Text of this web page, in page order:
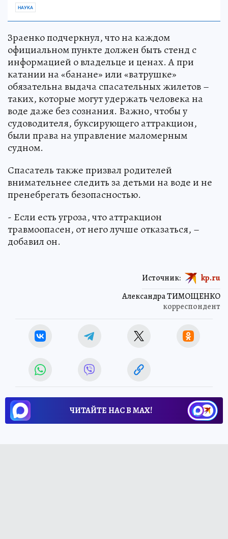
НАУКА
Зраенко подчеркнул, что на каждом
официальном пункте должен быть стенд с
информацией о владельце и ценах. А при
катании на «банане» или «ватрушке»
обязательна выдача спасательных жилетов –
таких, которые могут удержать человека на
воде даже без сознания. Важно, чтобы у
судоводителя, буксирующего аттракцион,
были права на управление маломерным
судном.
Спасатель также призвал родителей
внимательнее следить за детьми на воде и не
пренебрегать безопасностью.
- Если есть угроза, что аттракцион
травмоопасен, от него лучше отказаться, –
добавил он.
Александра ТИМОЩЕНКО
корреспондент
Источник: kp.ru
ЧИТАЙТЕ НАС В МАХ!